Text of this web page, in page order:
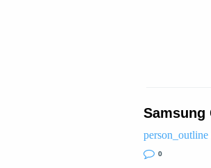
Samsung
0